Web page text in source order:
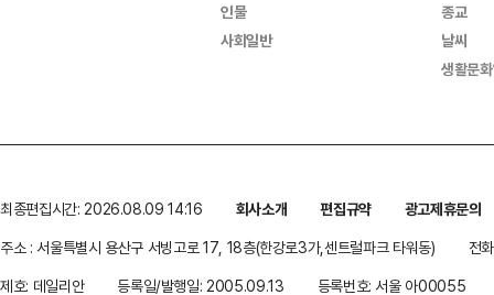
인물
사회일반
종교
날씨
생활문
최종편집시간: 2026.08.09 14:16 회사소개 편집규약
광고제휴문의
주소 : 서울특별시 용산구 서빙고로 17, 18층(한강로3가,센트럴파크 타워동)
전
제호: 데일리안
등록일/발행일: 2005.09.13 등록번호: 서울 아00055